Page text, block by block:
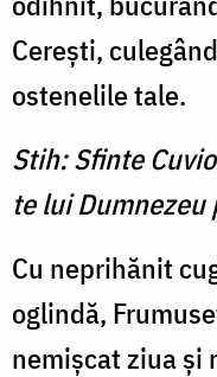
Cereşti,
ostenelile tale.
Stih: Sfinte
te lui Dumnezeu
Cu neprihănit
oglindă,
nemişcat ziua şi